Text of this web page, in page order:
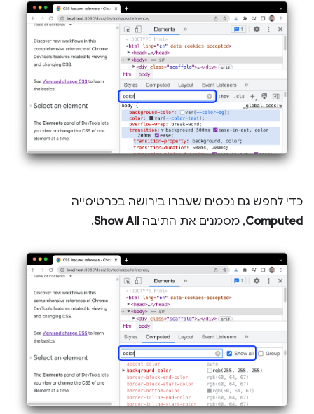
כדי לחפש גם נכסים שעברו בירושה בכרטיסייה
Computed, מסמנים את התיבה Show All
.